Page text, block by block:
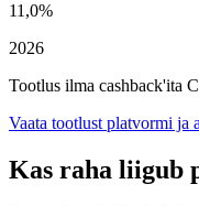
11,0%
2026
Tootlus ilma cashback'ita
Vaata tootlust platvormi ja
Kas raha liigub